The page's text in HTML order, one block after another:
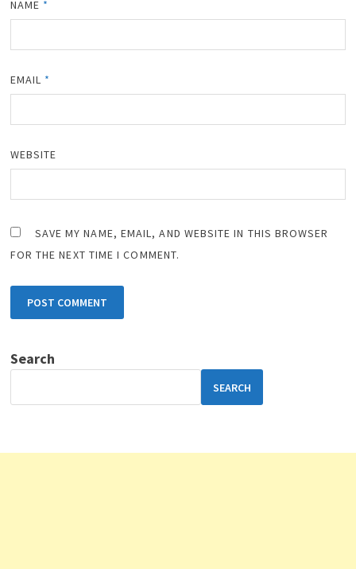
NAME *
EMAIL *
WEBSITE
SAVE MY NAME, EMAIL, AND WEBSITE IN THIS BROWSER
FOR THE NEXT TIME I COMMENT.
Search
SEARCH